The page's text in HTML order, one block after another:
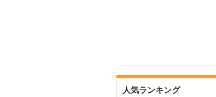
人気ランキング